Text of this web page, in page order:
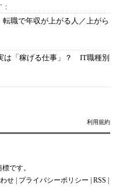
転職で年収が上がる人／上がら
は「稼げる仕事」？ IT職種別
利用規約
です。
せ プライバシーポリシー RSS